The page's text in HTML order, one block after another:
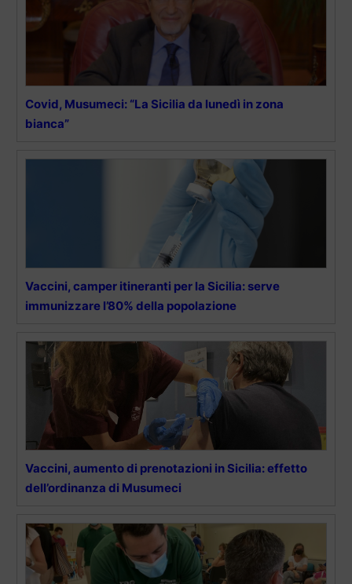
Covid, Musumeci: “La Sicilia da lunedì in zona
bianca”
Vaccini, camper itineranti per la Sicilia: serve
immunizzare l’80% della popolazione
Vaccini, aumento di prenotazioni in Sicilia: effetto
dell’ordinanza di Musumeci